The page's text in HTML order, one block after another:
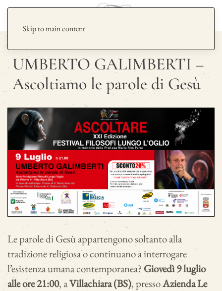
Skip to main content
UMBERTO GALIMBERTI –
Ascoltiamo le parole di Gesù
Le parole di Gesù appartengono soltanto alla
tradizione religiosa o continuano a interrogare
l’esistenza umana contemporanea? Giovedì 9 luglio
alle ore 21:00, aVillachiara (BS), pressoAzienda Le